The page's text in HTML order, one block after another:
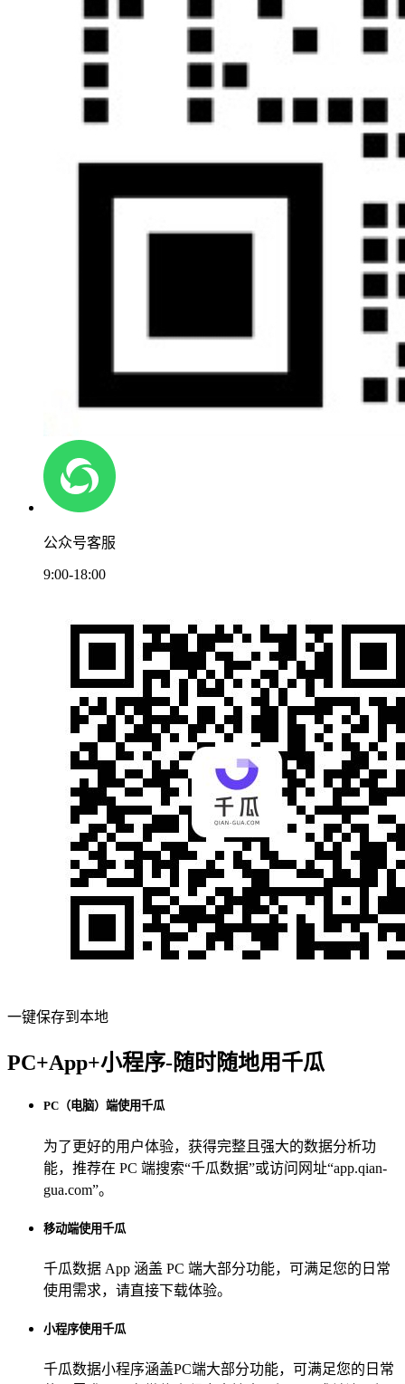
公众号客服
9:00-18:00
一键保存到本地
PC+App+小程序-随时随地用千瓜
PC（电脑）端使用千瓜
为了更好的用户体验，获得完整且强大的数据分析功
能，推荐在 PC 端搜索“千瓜数据”或访问网址“app.qian-
gua.com”。
移动端使用千瓜
千瓜数据 App 涵盖 PC 端大部分功能，可满足您的日常
使用需求，请直接下载体验。
小程序使用千瓜
千瓜数据小程序涵盖PC端大部分功能，可满足您的日常